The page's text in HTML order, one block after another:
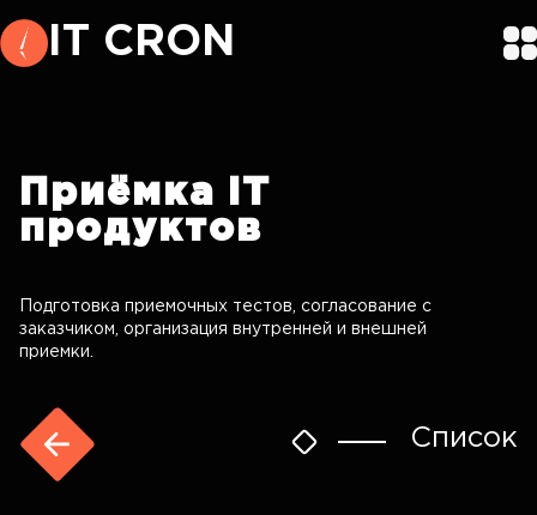
IT CRON
Приёмка
IT
продуктов
Подготовка приемочных тестов, согласование с
заказчиком, организация внутренней и внешней
приемки.
Список